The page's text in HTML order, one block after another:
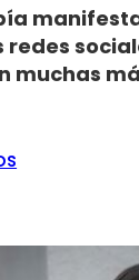
redes
muchas